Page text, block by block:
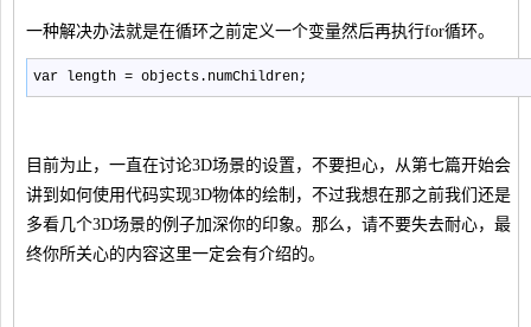
一种解决办法就是在循环之前定义一个变量然后再执行for循环。
var length = objects.numChildren;
目前为止，一直在讨论3D场景的设置，不要担心，从第七篇开始会
讲到如何使用代码实现3D物体的绘制，不过我想在那之前我们还是
多看几个3D场景的例子加深你的印象。那么，请不要失去耐心，最
终你所关心的内容这里一定会有介绍的。